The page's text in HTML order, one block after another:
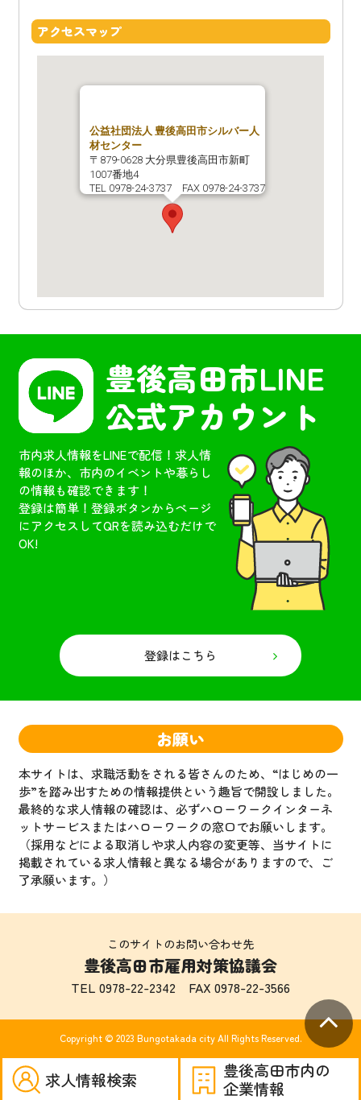
アクセスマップ
公益社団法人 豊後高田市シルバー人
材センター
〒879-0628 大分県豊後高田市新町
1007番地4
TEL 0978-24-3737 FAX 0978-24-3737
豊後高田市LINE
公式アカウント
市内求人情報をLINEで配信！求人情
報のほか、市内のイベントや暮らし
の情報も確認できます！
登録は簡単！登録ボタンからページ
にアクセスしてQRを読み込むだけで
OK!
登録はこちら
お願い
本サイトは、求職活動をされる皆さんのため、“はじめの一
歩”を踏み出すための情報提供という趣旨で開設しました。
最終的な求人情報の確認は、必ずハローワークインターネ
ットサービスまたはハローワークの窓口でお願いします。
（採用などによる取消しや求人内容の変更等、当サイトに
掲載されている求人情報と異なる場合がありますので、ご
了承願います。）
求人情報検索
豊後高田市内の
企業情報
このサイトのお問い合わせ先
豊後高田市雇用対策協議会
TEL 0978-22-2342 FAX 0978-22-3566
Copyright © 2023 Bungotakada city All Rights Reserved.